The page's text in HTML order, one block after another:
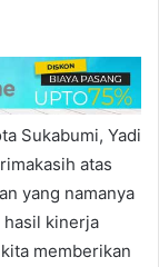
Sukabumi, Yadi
atas
yang namanya
hasil kinerja
memberikan